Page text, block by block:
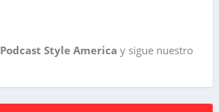
Podcast Style America y sigue nuestro